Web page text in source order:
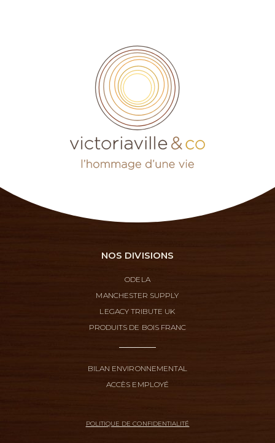
NOS DIVISIONS
ODELA
MANCHESTER SUPPLY
LEGACY TRIBUTE UK
PRODUITS DE BOIS FRANC
BILAN ENVIRONNEMENTAL
ACCÈS EMPLOYÉ
POLITIQUE DE CONFIDENTIALITÉ